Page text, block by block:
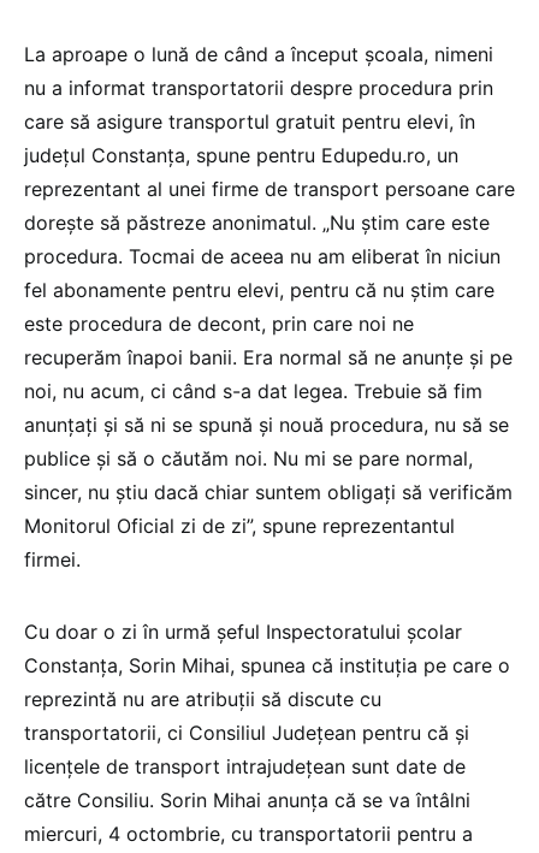
La aproape o lună de când a început școala, nimeni
nu a informat transportatorii despre procedura prin
care să asigure transportul gratuit pentru elevi, în
județul Constanța, spune pentru Edupedu.ro, un
reprezentant al unei firme de transport persoane care
dorește să păstreze anonimatul. „Nu știm care este
procedura. Tocmai de aceea nu am eliberat în niciun
fel abonamente pentru elevi, pentru că nu știm care
este procedura de decont, prin care noi ne
recuperăm înapoi banii. Era normal să ne anunțe și pe
noi, nu acum, ci când s-a dat legea. Trebuie să fim
anunțați și să ni se spună și nouă procedura, nu să se
publice și să o căutăm noi. Nu mi se pare normal,
sincer, nu știu dacă chiar suntem obligați să verificăm
Monitorul Oficial zi de zi”, spune reprezentantul
firmei.
Cu doar o zi în urmă șeful Inspectoratului școlar
Constanța, Sorin Mihai, spunea că instituția pe care o
reprezintă nu are atribuții să discute cu
transportatorii, ci Consiliul Județean pentru că și
licențele de transport intrajudețean sunt date de
către Consiliu. Sorin Mihai anunța că se va întâlni
miercuri, 4 octombrie, cu transportatorii pentru a